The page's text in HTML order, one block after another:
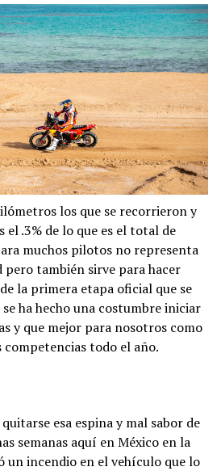
los que se recorrieron y
el .3% de lo que es el total de
muchos pilotos no representa
pero también sirve para hacer
la primera etapa oficial que se
ha hecho una costumbre iniciar
y que mejor para nosotros como
todo el año.
esa espina y mal sabor de
semanas aquí en México en la
un incendio en el vehículo que lo